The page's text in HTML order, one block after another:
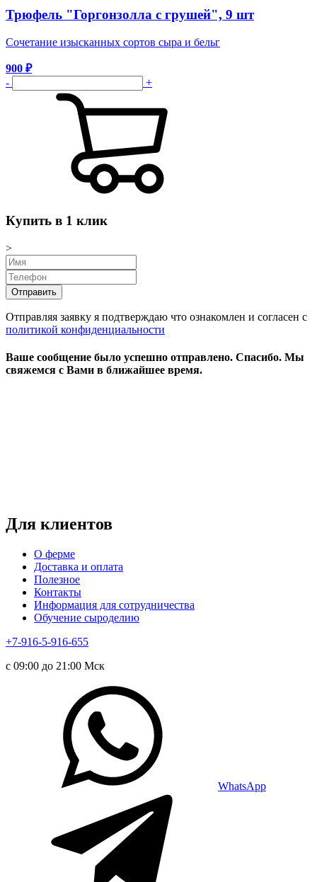
Трюфель "Горгонзолла с грушей", 9 шт
Сочетание изысканных сортов сыра и бельг
900 ₽
-
+
Купить в 1 клик
>
Отправляя заявку я подтверждаю что ознакомлен и согласен с
политикой конфиденциальности
Ваше сообщение было успешно отправлено. Спасибо. Mы
свяжемся с Вами в ближайшее время.
Для клиентов
О ферме
Доставка и оплата
Полезное
Контакты
Информация для сотрудничества
Обучение сыроделию
+7-916-5-916-655
с 09:00 до 21:00 Мск
WhatsApp